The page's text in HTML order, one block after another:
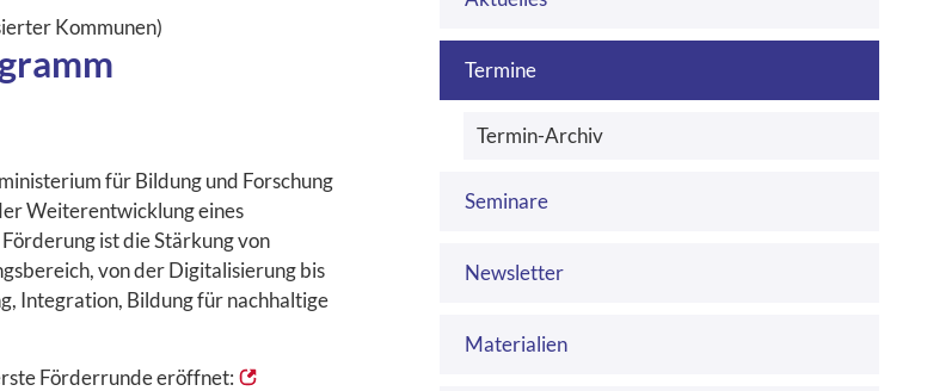
Kommunen)
für Bildung und Forschung
Weiterentwicklung eines
ist die Stärkung von
von der Digitalisierung bis
Integration, Bildung für nachhaltige
Förderrunde eröffnet:
Termine
Termin-Archiv
Seminare
Newsletter
Materialien